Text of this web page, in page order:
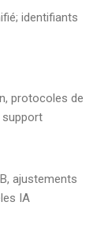
identifiants
protocoles de
support
ajustements
IA